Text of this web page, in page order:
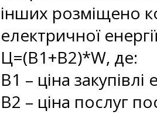
інших розміщено
електричної
Ц=(В1+В2)*W, де:
В1 – ціна
В2 – ціна послуг